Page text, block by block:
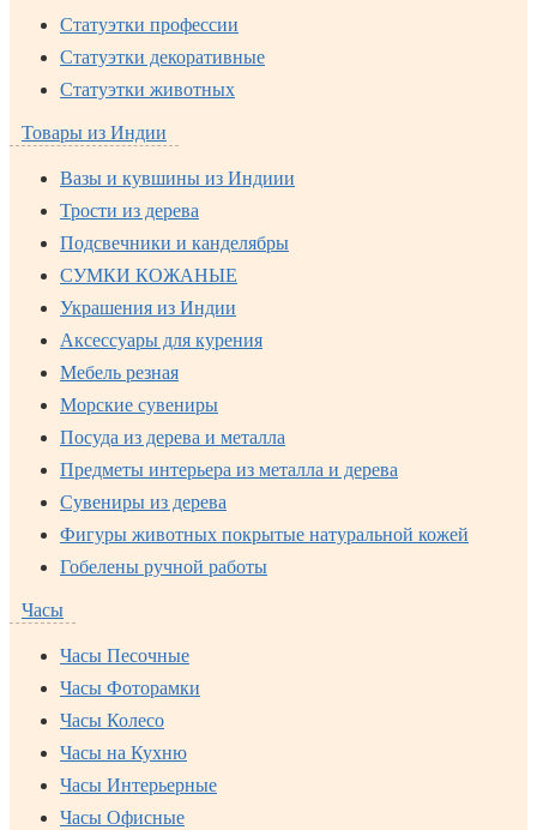
Статуэтки профессии
Статуэтки декоративные
Статуэтки животных
Товары из Индии
Вазы и кувшины из Индиии
Трости из дерева
Подсвечники и канделябры
СУМКИ КОЖАНЫЕ
Украшения из Индии
Аксессуары для курения
Мебель резная
Морские сувениры
Посуда из дерева и металла
Предметы интерьера из металла и дерева
Сувениры из дерева
Фигуры животных покрытые натуральной кожей
Гобелены ручной работы
Часы
Часы Песочные
Часы Фоторамки
Часы Колесо
Часы на Кухню
Часы Интерьерные
Часы Офисные